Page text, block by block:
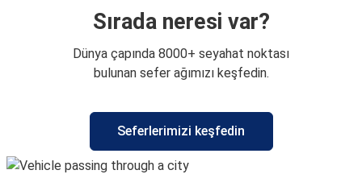
Sırada neresi var?
Dünya çapında 8000+ seyahat noktası
bulunan sefer ağımızı keşfedin.
Seferlerimizi keşfedin